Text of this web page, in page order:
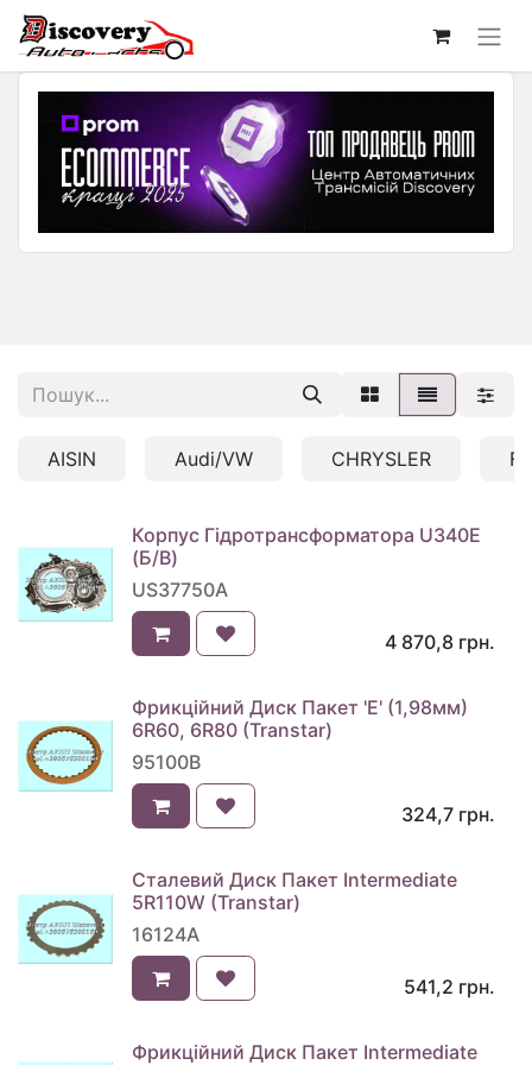
AISIN Audi/VW CHRYSLER
Корпус Гідротрансформатора U340E
(Б/В)
US37750A
4 870,8 грн.
Фрикційний Диск Пакет 'E' (1,98мм)
6R60, 6R80 (Transtar)
95100B
324,7 грн.
Сталевий Диск Пакет Intermediate
5R110W (Transtar)
16124A
541,2 грн.
Фрикційний Диск Пакет Intermediate